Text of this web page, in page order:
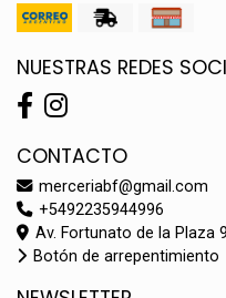
NUESTRAS REDES
CONTACTO
merceriabf@gmail.com
+5492235944996
Av. Fortunato de la Plaza
Botón de arrepentimiento